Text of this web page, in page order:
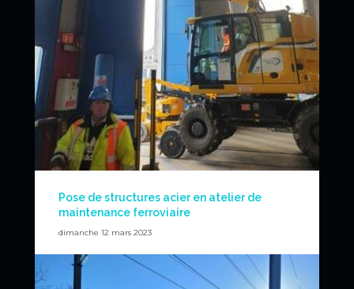
Pose de structures acier en atelier de
maintenance ferroviaire
dimanche 12 mars 2023
Chantier extraordinaire de levage de poutres en acier
pour renforcer la structure d’un bâtiment SNCF à l’atelier